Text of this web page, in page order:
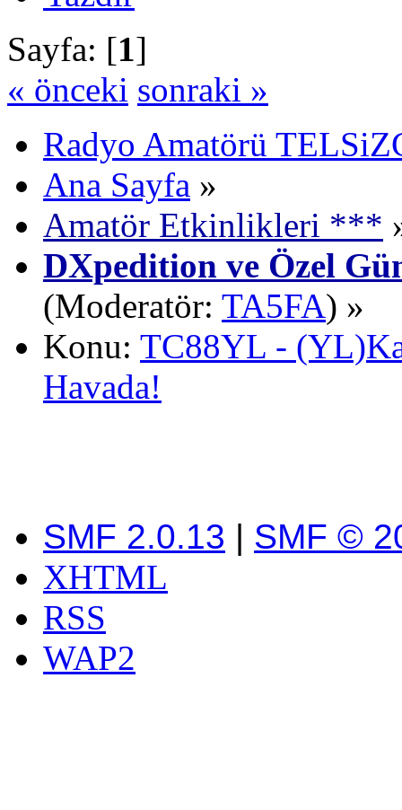
Sayfa: [1]
« önceki sonraki »
Radyo Amatörü
Ana Sayfa »
Amatör Etkinlikleri ***
DXpedition ve Özel
(Moderatör: TA5FA) »
Konu: TC88YL -
Havada!
SMF 2.0.13 | SMF ©
XHTML
RSS
WAP2